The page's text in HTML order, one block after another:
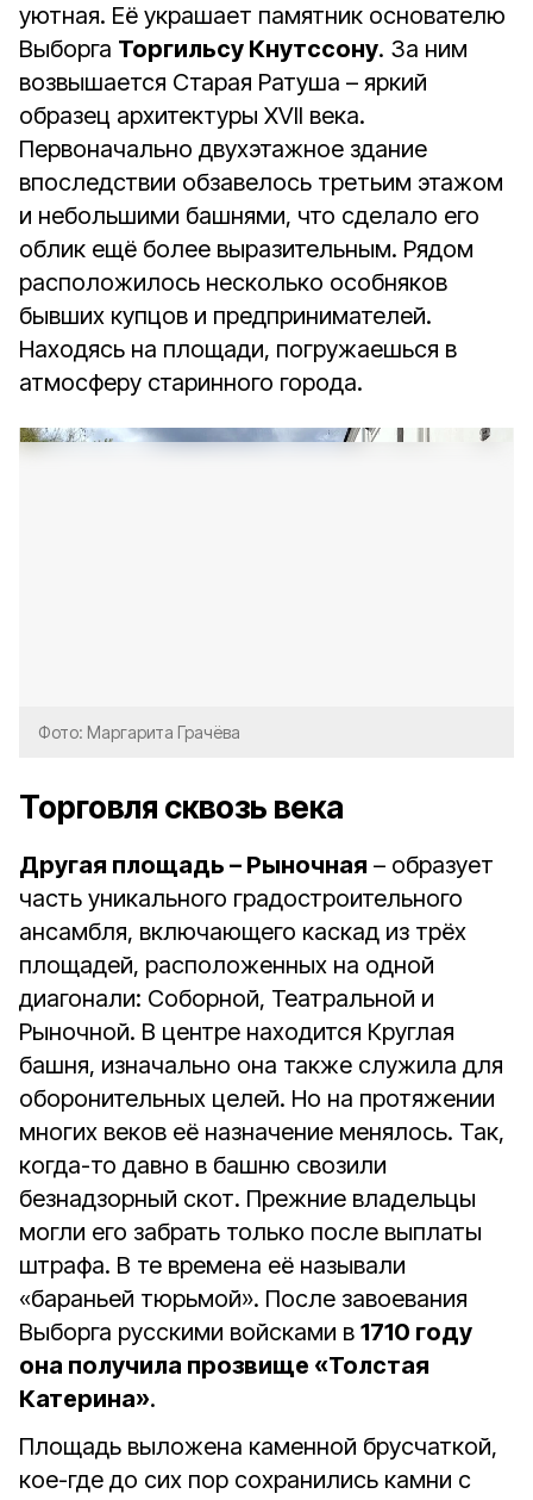
уютная. Её украшает памятник основателю
Выборга Торгильсу Кнутссону. За ним
возвышается Старая Ратуша – яркий
образец архитектуры XVII века.
Первоначально двухэтажное здание
впоследствии обзавелось третьим этажом
и небольшими башнями, что сделало его
облик ещё более выразительным. Рядом
расположилось несколько особняков
бывших купцов и предпринимателей.
Находясь на площади, погружаешься в
атмосферу старинного города.
Фото: Маргарита Грачёва
Торговля сквозь века
Другая площадь – Рыночная – образует
часть уникального градостроительного
ансамбля, включающего каскад из трёх
площадей, расположенных на одной
диагонали: Соборной, Театральной и
Рыночной. В центре находится Круглая
башня, изначально она также служила для
оборонительных целей. Но на протяжении
многих веков её назначение менялось. Так,
когда-то давно в башню свозили
безнадзорный скот. Прежние владельцы
могли его забрать только после выплаты
штрафа. В те времена её называли
«бараньей тюрьмой». После завоевания
Выборга русскими войсками в 1710 году
она получила прозвище «Толстая
Катерина».
Площадь выложена каменной брусчаткой,
кое-где до сих пор сохранились камни с